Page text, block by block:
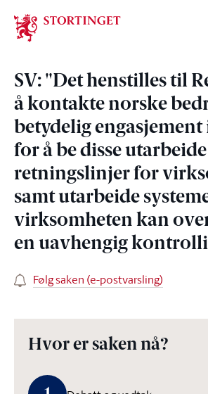
Stortinget.no
SV: "Det henstilles til
å kontakte norske
betydelig
for å be disse
retningslinjer for
samt utarbeide
virksomheten kan
en uavhengig
Følg saken (e-postvarsling)
Hvor er saken nå?